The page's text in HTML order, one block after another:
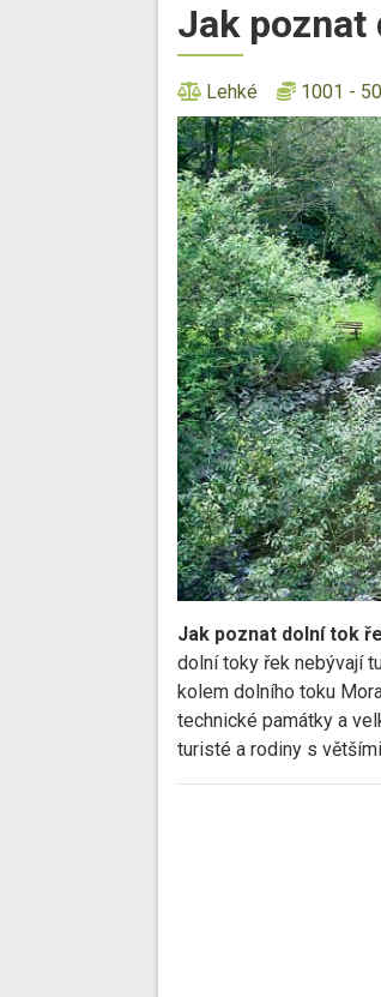
Jak poznat
Lehké 1001 -
Jak poznat dolní tok
dolní toky řek nebývají
kolem dolního toku
technické památky a
turisté a rodiny s